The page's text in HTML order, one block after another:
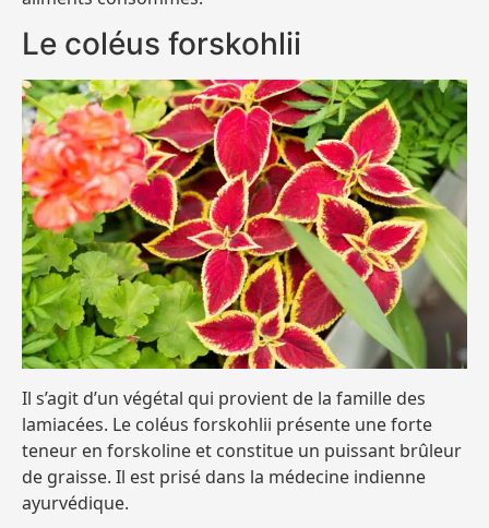
Le coléus forskohlii
Il s’agit d’un végétal qui provient de la famille des
lamiacées. Le coléus forskohlii présente une forte
teneur en forskoline et constitue un puissant brûleur
de graisse. Il est prisé dans la médecine indienne
ayurvédique.